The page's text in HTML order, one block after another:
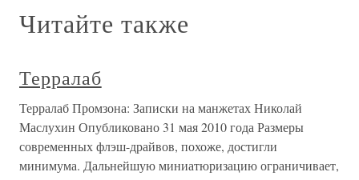
Читайте также
Терралаб
Терралаб Промзона: Записки на манжетах Николай
Маслухин Опубликовано 31 мая 2010 года Размеры
современных флэш-драйвов, похоже, достигли
минимума. Дальнейшую миниатюризацию ограничивает,